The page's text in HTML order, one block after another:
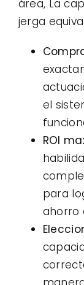
área, La
jerga
el
ROI
para
ahorro